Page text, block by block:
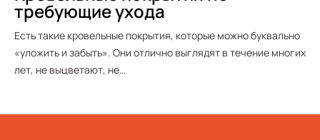
требующие ухода
Есть такие кровельные покрытия, которые можно буквально
«уложить и забыть». Они отлично выглядят в течение многих
лет, не выцветают, не…